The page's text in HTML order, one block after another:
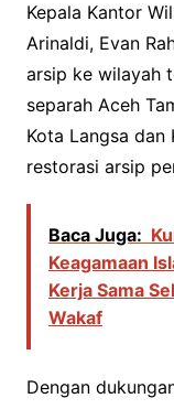
Kepala Kantor
Arinaldi, Evan
arsip ke wilayah
separah Aceh
Kota Langsa dan
restorasi arsip
Baca Juga:
Keagamaan
Kerja Sama
Wakaf
Dengan